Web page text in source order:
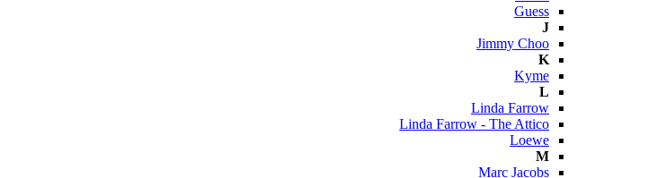
Guess
J
Jimmy Choo
K
Kyme
L
Linda Farrow
Linda Farrow - The Attico
Loewe
M
Marc Jacobs